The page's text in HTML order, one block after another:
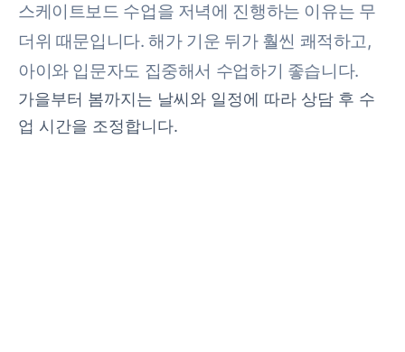
스케이트보드 수업을 저녁에 진행하는 이유는 무
더위 때문입니다. 해가 기운 뒤가 훨씬 쾌적하고,
아이와 입문자도 집중해서 수업하기 좋습니다.
가을부터 봄까지는 날씨와 일정에 따라 상담 후 수
업 시간을 조정합니다.